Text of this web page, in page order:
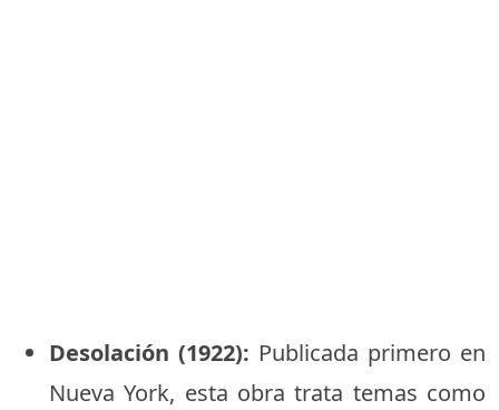
Desolación (1922): Publicada primero en
Nueva York, esta obra trata temas como